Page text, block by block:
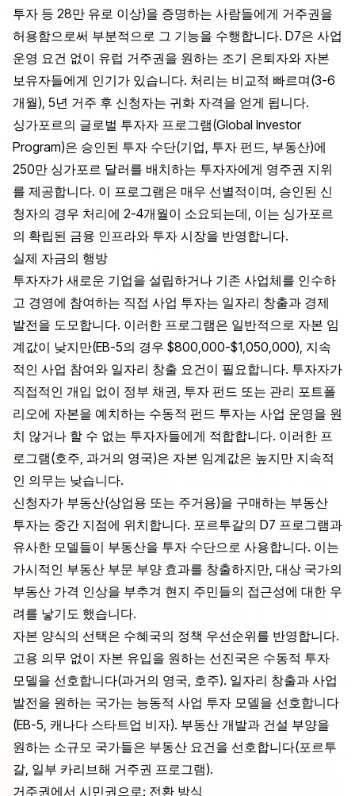
투자 등 28만 유로 이상)을 증명하는 사람들에게 거주권을
허용함으로써 부분적으로 그 기능을 수행합니다. D7은 사업
운영 요건 없이 유럽 거주권을 원하는 조기 은퇴자와 자본
보유자들에게 인기가 있습니다. 처리는 비교적 빠르며(3-6
개월), 5년 거주 후 신청자는 귀화 자격을 얻게 됩니다.
싱가포르의 글로벌 투자자 프로그램(Global Investor
Program)은 승인된 투자 수단(기업, 투자 펀드, 부동산)에
250만 싱가포르 달러를 배치하는 투자자에게 영주권 지위
를 제공합니다. 이 프로그램은 매우 선별적이며, 승인된 신
청자의 경우 처리에 2-4개월이 소요되는데, 이는 싱가포르
의 확립된 금융 인프라와 투자 시장을 반영합니다.
실제 자금의 행방
투자자가 새로운 기업을 설립하거나 기존 사업체를 인수하
고 경영에 참여하는 직접 사업 투자는 일자리 창출과 경제
발전을 도모합니다. 이러한 프로그램은 일반적으로 자본 임
계값이 낮지만(EB-5의 경우 $800,000-$1,050,000), 지속
적인 사업 참여와 일자리 창출 요건이 필요합니다. 투자자가
직접적인 개입 없이 정부 채권, 투자 펀드 또는 관리 포트폴
리오에 자본을 예치하는 수동적 펀드 투자는 사업 운영을 원
치 않거나 할 수 없는 투자자들에게 적합합니다. 이러한 프
로그램(호주, 과거의 영국)은 자본 임계값은 높지만 지속적
인 의무는 낮습니다.
신청자가 부동산(상업용 또는 주거용)을 구매하는 부동산
투자는 중간 지점에 위치합니다. 포르투갈의 D7 프로그램과
유사한 모델들이 부동산을 투자 수단으로 사용합니다. 이는
가시적인 부동산 부문 부양 효과를 창출하지만, 대상 국가의
부동산 가격 인상을 부추겨 현지 주민들의 접근성에 대한 우
려를 낳기도 했습니다.
자본 양식의 선택은 수혜국의 정책 우선순위를 반영합니다.
고용 의무 없이 자본 유입을 원하는 선진국은 수동적 투자
모델을 선호합니다(과거의 영국, 호주). 일자리 창출과 사업
발전을 원하는 국가는 능동적 사업 투자 모델을 선호합니다
(EB-5, 캐나다 스타트업 비자). 부동산 개발과 건설 부양을
원하는 소규모 국가들은 부동산 요건을 선호합니다(포르투
갈, 일부 카리브해 거주권 프로그램).
거주권에서 시민권으로: 전환 방식